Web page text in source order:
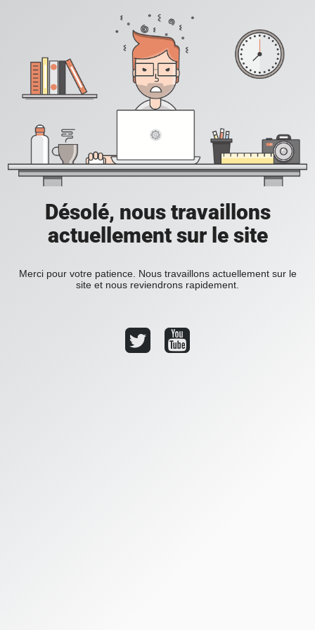
Désolé, nous travaillons
actuellement sur le site
Merci pour votre patience. Nous travaillons actuellement sur le
site et nous reviendrons rapidement.